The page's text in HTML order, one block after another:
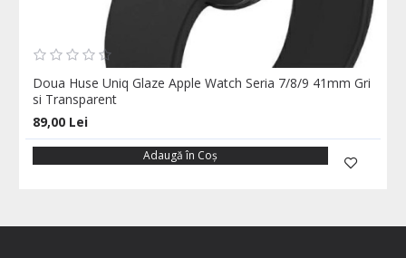
Doua Huse Uniq Glaze Apple Watch Seria 7/8/9 41mm Gri
si Transparent
89,00 Lei
Adaugă în Coş